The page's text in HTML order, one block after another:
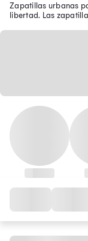
Zapatillas urbanas
libertad. Las